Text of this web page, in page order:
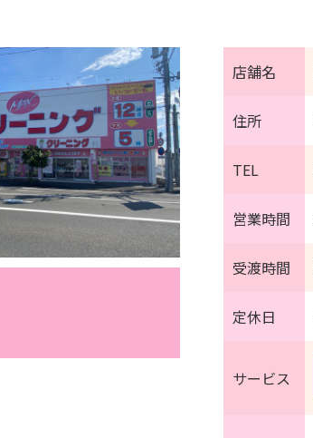
店舗名
住所
TEL
営業時間
受渡時間
定休日
サービス